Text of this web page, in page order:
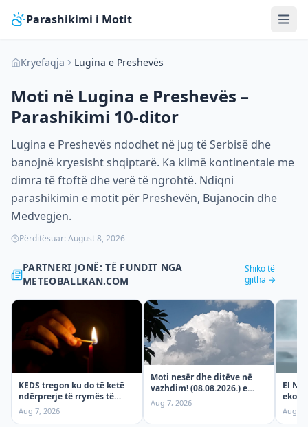
Parashikimi i Motit
Kryefaqja Lugina e Preshevës
Moti në Lugina e Preshevës –
Parashikimi 10-ditor
Lugina e Preshevës ndodhet në jug të Serbisë dhe
banojnë kryesisht shqiptarë. Ka klimë kontinentale me
dimra të ftoftë dhe verë të ngrohtë. Ndiqni
parashikimin e motit për Preshevën, Bujanocin dhe
Medvegjën.
Përditësuar:August 8, 2026
PARTNERI JONË: TË FUNDIT NGA
METEOBALLKAN.COM
Shiko të
gjitha →
KEDS tregon ku do të ketë
ndërprerje të rrymës të
shtunën, 8 Gusht!
Aug 7, 2026
Moti nesër dhe ditëve në
vazhdim! (08.08.2026.) e
shtunë
Aug 7, 2026
El
moti
Aug 7,